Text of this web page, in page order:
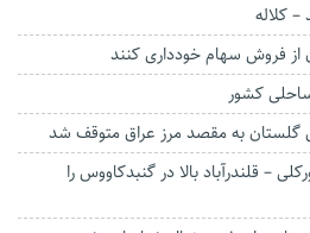
کلاله
از فروش سهام خودداری کنند
کشور
گلستان به مقصد مرز عراق متوقف شد
– قلندرآباد بالا در گنبدکاووس را